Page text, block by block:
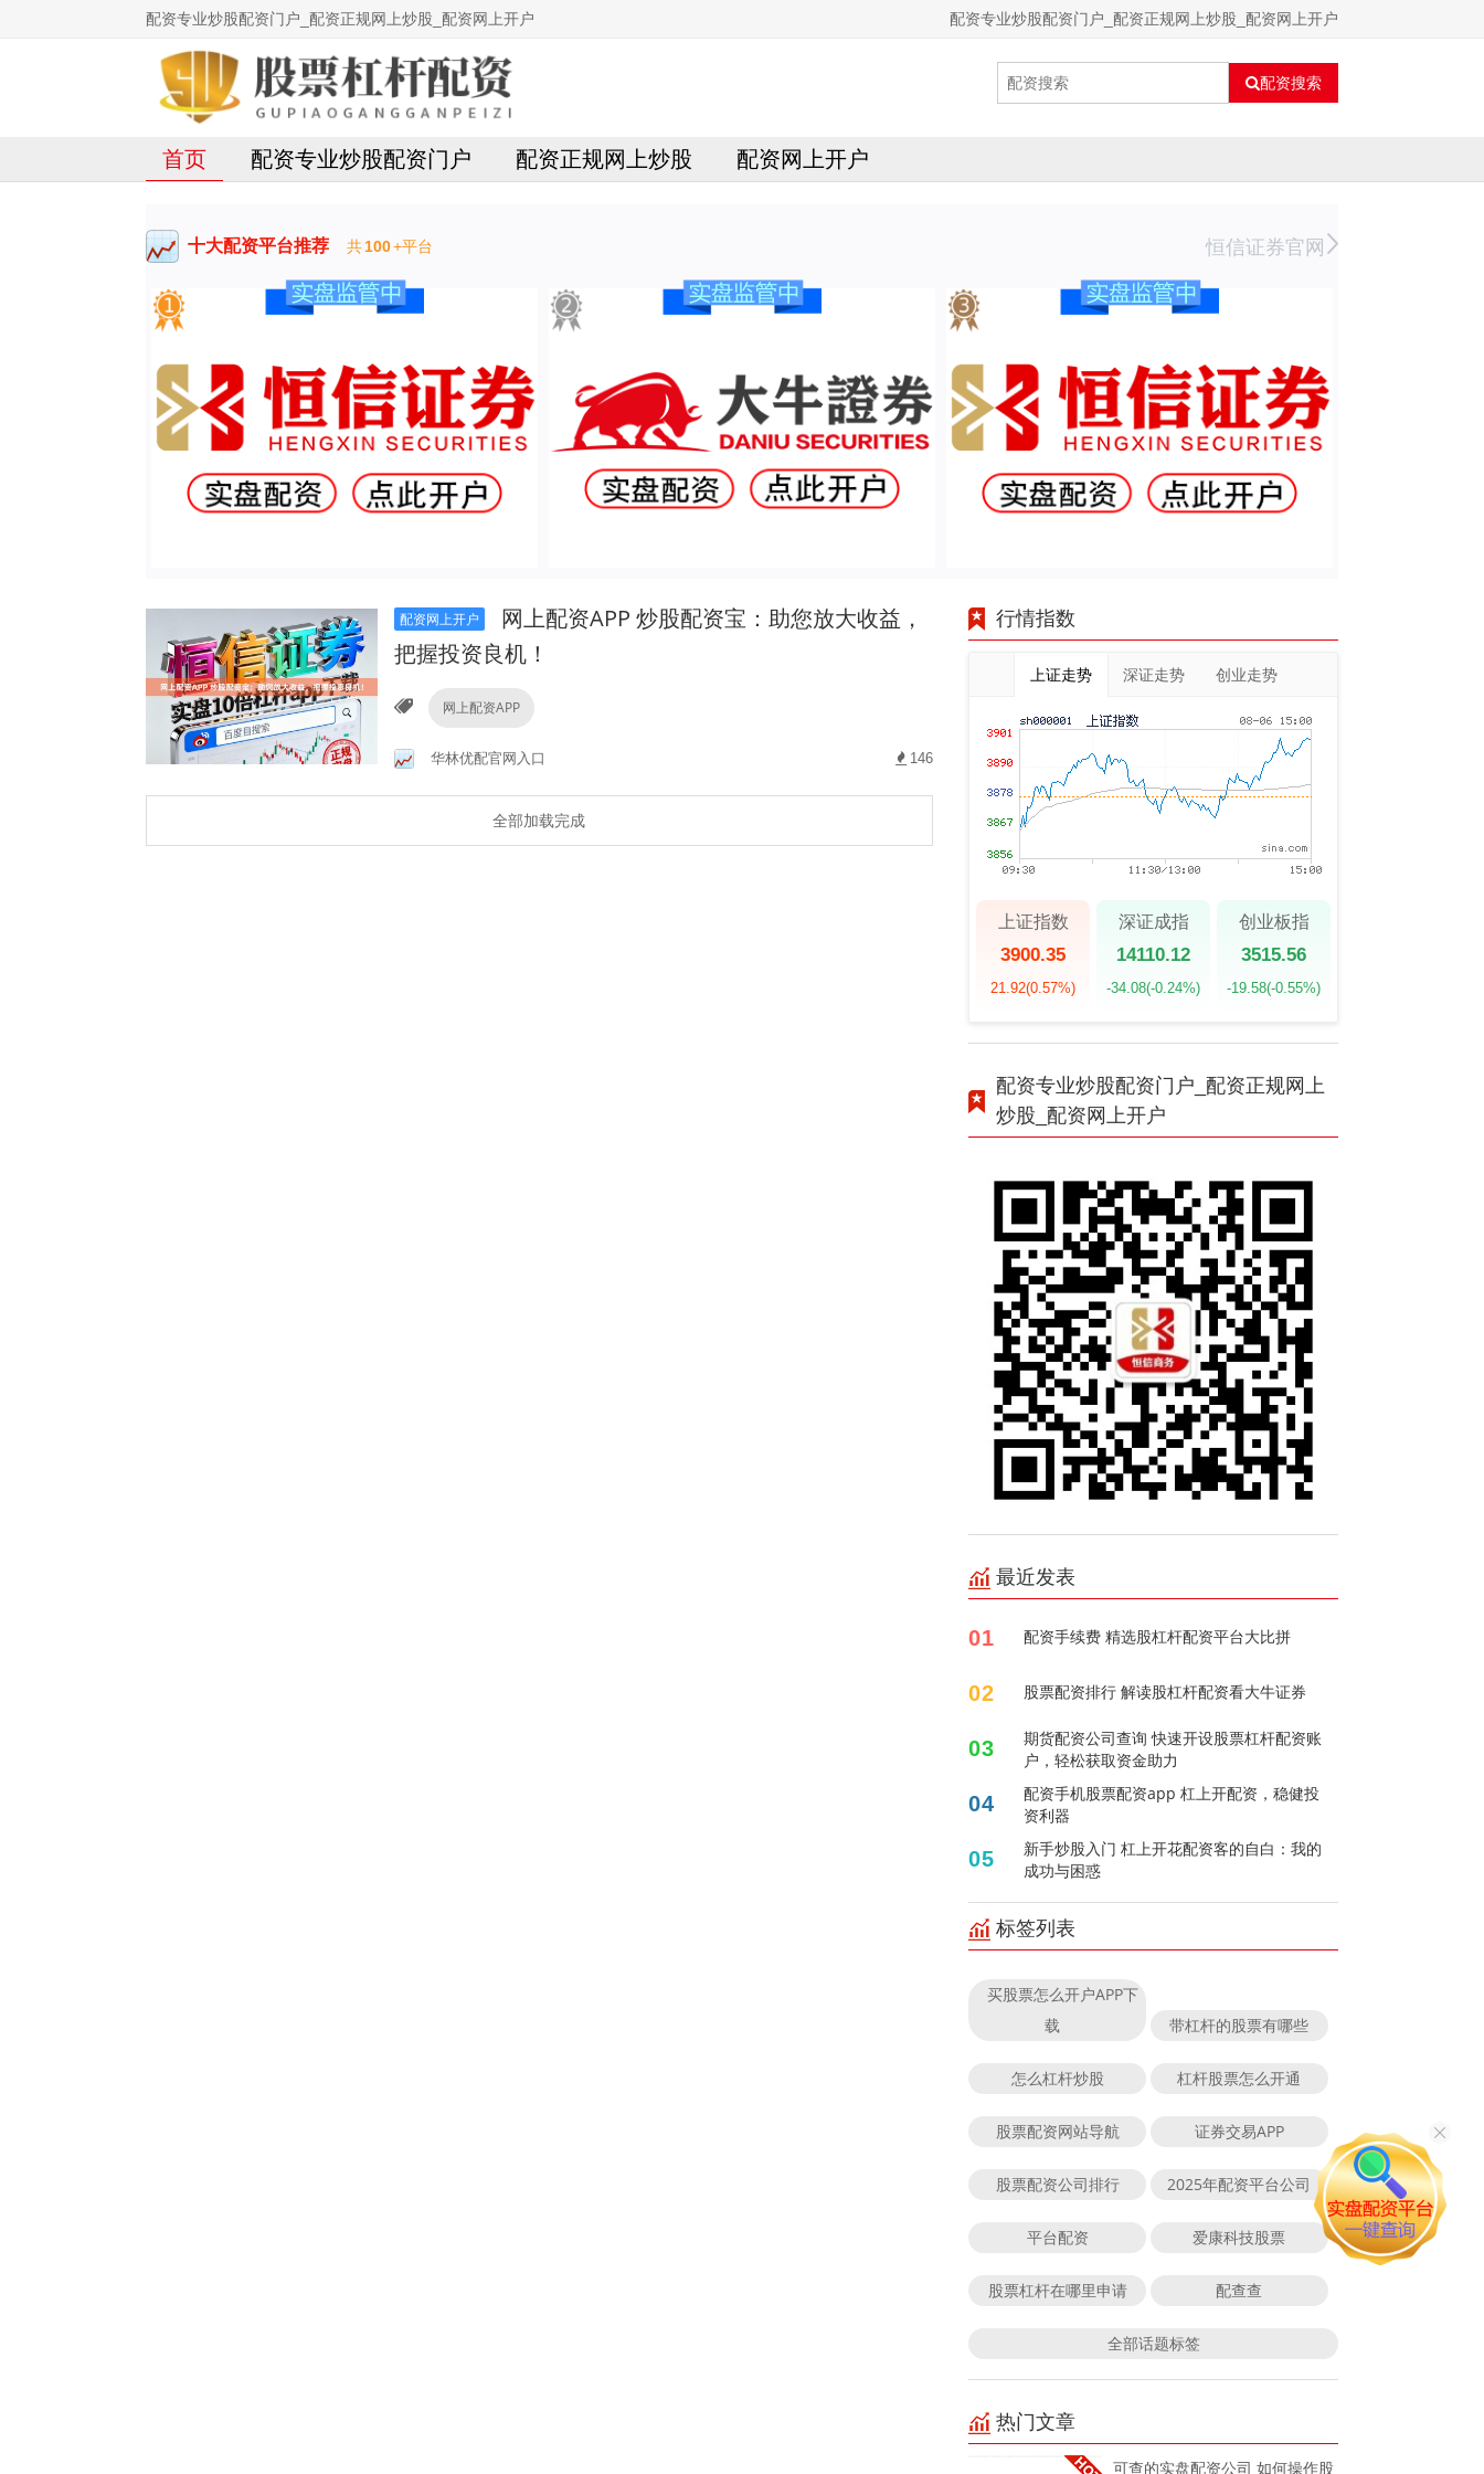
配资专业炒股配资门户_配资正规网上炒股_配资网上开户 配资专业炒股配资门户_配资正规网上炒股_配资网上开户
配资搜索
首页 配资专业炒股配资门户 配资正规网上炒股 配资网上开户
十大配资平台推荐 共100+平台 恒信证券官网
配资网上开户
网上配资APP 炒股配资宝：助您放大收益，
把握投资良机！
网上配资APP
华林优配官网入口 146
全部加载完成
行情指数
上证走势 深证走势 创业走势
上证指数
3900.35
21.92(0.57%)
深证成指
14110.12
-34.08(-0.24%)
创业板指
3515.56
-19.58(-0.55%)
配资专业炒股配资门户_配资正规网上
炒股_配资网上开户
最近发表
01 配资手续费 精选股杠杆配资平台大比拼
02 股票配资排行 解读股杠杆配资看大牛证券
03
期货配资公司查询 快速开设股票杠杆配资账
户，轻松获取资金助力
04
配资手机股票配资app 杠上开配资，稳健投
资利器
05
新手炒股入门 杠上开花配资客的自白：我的
成功与困惑
标签列表
买股票怎么开户APP下
载
带杠杆的股票有哪些
怎么杠杆炒股 杠杆股票怎么开通
股票配资网站导航 证券交易APP
股票配资公司排行 2025年配资平台公司
平台配资 爱康科技股票
股票杠杆在哪里申请 配查查
全部话题标签
热门文章
可查的实盘配资公司 如何操作股